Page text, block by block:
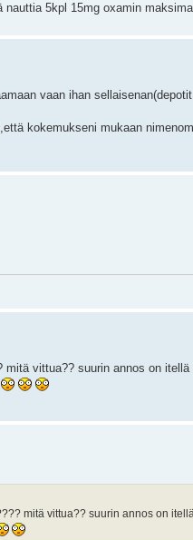
5kpl 15mg oxamin
vaan ihan
kokemukseni mukaan
mitä vittua?? suurin annos on
mitä vittua?? suurin annos on